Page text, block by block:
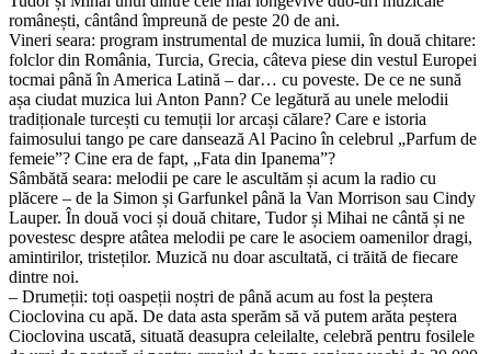
românești, cântând împreună de peste 20 de ani.
Vineri seara: program instrumental de muzica lumii, în două chitare:
folclor din România, Turcia, Grecia, câteva piese din vestul Europei
tocmai până în America Latină – dar… cu poveste. De ce ne sună
așa ciudat muzica lui Anton Pann? Ce legătură au unele melodii
tradiționale turcești cu temuții lor arcași călare? Care e istoria
faimosului tango pe care dansează Al Pacino în celebrul „Parfum de
femeie”? Cine era de fapt, „Fata din Ipanema”?
Sâmbătă seara: melodii pe care le ascultăm și acum la radio cu
plăcere – de la Simon și Garfunkel până la Van Morrison sau Cindy
Lauper. În două voci și două chitare, Tudor și Mihai ne cântă și ne
povestesc despre atâtea melodii pe care le asociem oamenilor dragi,
amintirilor, tristeților. Muzică nu doar ascultată, ci trăită de fiecare
dintre noi.
– Drumeții: toți oaspeții noștri de până acum au fost la peștera
Cioclovina cu apă. De data asta sperăm să vă putem arăta peștera
Cioclovina uscată, situată deasupra celeilalte, celebră pentru fosilele